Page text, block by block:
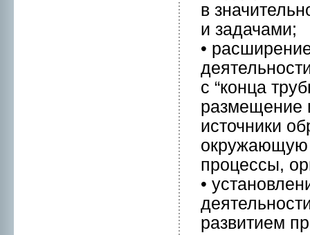
в
и задачами;
•
с “конца
размещение
источники
окружающую
пpоцессы,
•
развитием